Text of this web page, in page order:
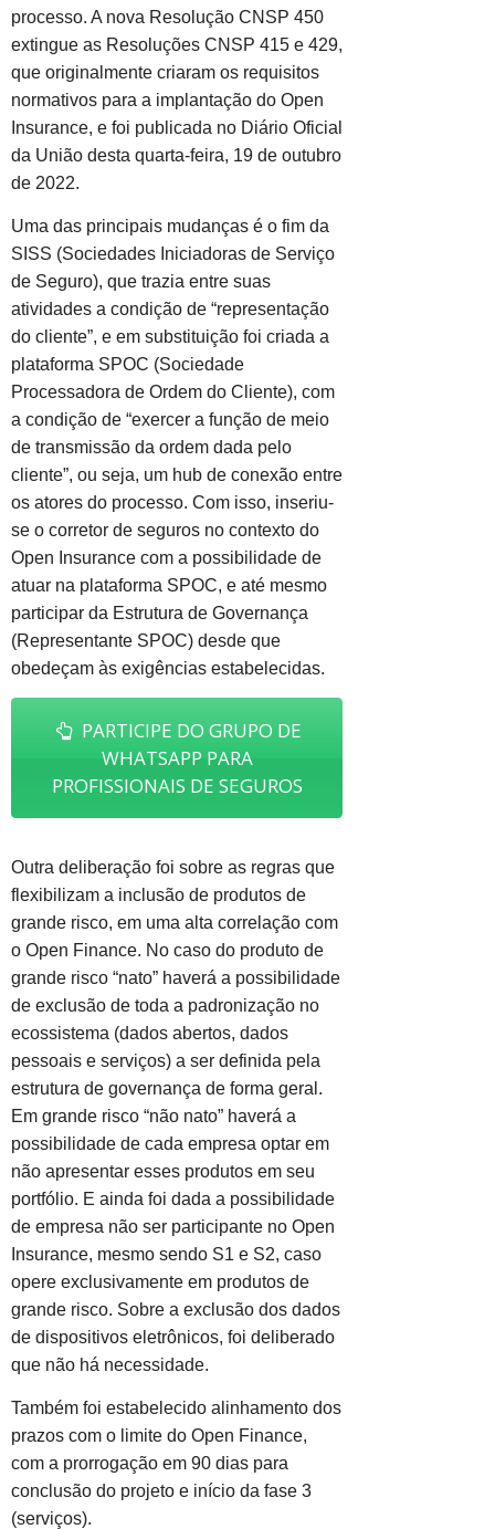
processo. A nova Resolução CNSP 450
extingue as Resoluções CNSP 415 e 429,
que originalmente criaram os requisitos
normativos para a implantação do Open
Insurance, e foi publicada no Diário Oficial
da União desta quarta-feira, 19 de outubro
de 2022.
Uma das principais mudanças é o fim da
SISS (Sociedades Iniciadoras de Serviço
de Seguro), que trazia entre suas
atividades a condição de “representação
do cliente”, e em substituição foi criada a
plataforma SPOC (Sociedade
Processadora de Ordem do Cliente), com
a condição de “exercer a função de meio
de transmissão da ordem dada pelo
cliente”, ou seja, um hub de conexão entre
os atores do processo. Com isso, inseriu-
se o corretor de seguros no contexto do
Open Insurance com a possibilidade de
atuar na plataforma SPOC, e até mesmo
participar da Estrutura de Governança
(Representante SPOC) desde que
obedeçam às exigências estabelecidas.
PARTICIPE DO GRUPO DE
WHATSAPP PARA
PROFISSIONAIS DE SEGUROS
Outra deliberação foi sobre as regras que
flexibilizam a inclusão de produtos de
grande risco, em uma alta correlação com
o Open Finance. No caso do produto de
grande risco “nato” haverá a possibilidade
de exclusão de toda a padronização no
ecossistema (dados abertos, dados
pessoais e serviços) a ser definida pela
estrutura de governança de forma geral.
Em grande risco “não nato” haverá a
possibilidade de cada empresa optar em
não apresentar esses produtos em seu
portfólio. E ainda foi dada a possibilidade
de empresa não ser participante no Open
Insurance, mesmo sendo S1 e S2, caso
opere exclusivamente em produtos de
grande risco. Sobre a exclusão dos dados
de dispositivos eletrônicos, foi deliberado
que não há necessidade.
Também foi estabelecido alinhamento dos
prazos com o limite do Open Finance,
com a prorrogação em 90 dias para
conclusão do projeto e início da fase 3
(serviços).